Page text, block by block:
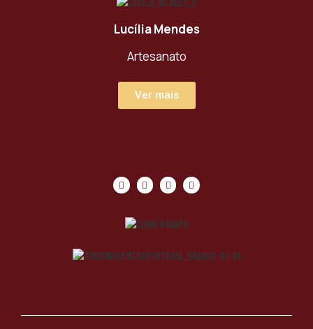
Lucília Mendes
Artesanato
Ver mais